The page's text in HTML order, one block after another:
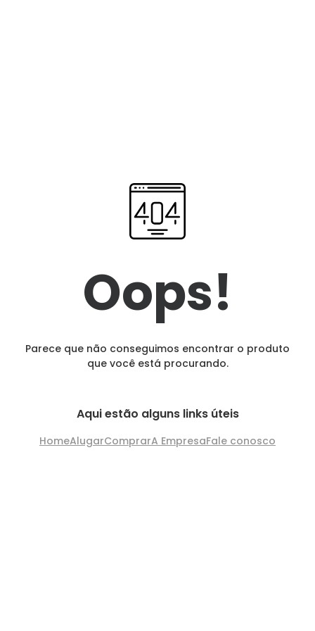
Oops!
Parece que não conseguimos encontrar o produto
que você está procurando.
Aqui estão alguns links úteis
HomeAlugarComprarA EmpresaFale conosco